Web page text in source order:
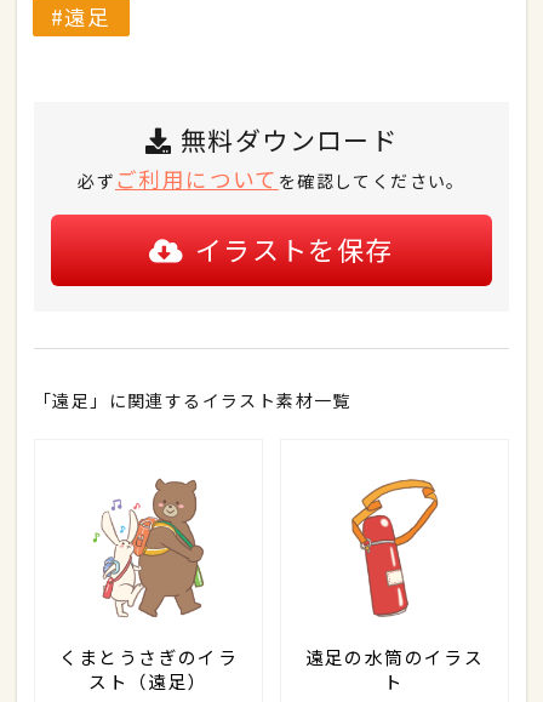
遠足
無料ダウンロード
必ず ご利用について を確認してください。
イラストを保存
「遠足」に関連するイラスト素材一覧
くまとうさぎのイラ
スト（遠足）
遠足の水筒のイラス
ト